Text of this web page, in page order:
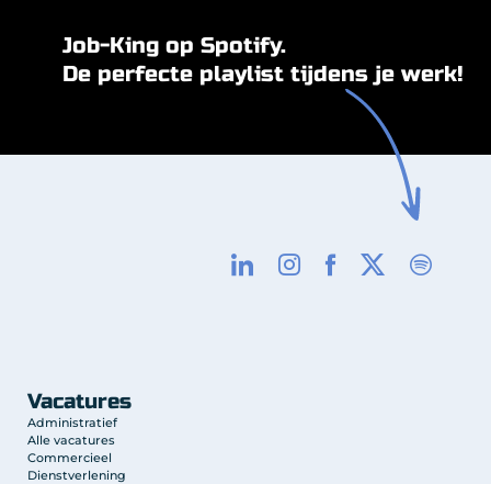
Job-King op Spotify.
De perfecte playlist tijdens je werk!
Vacatures
Administratief
Alle vacatures
Commercieel
Dienstverlening